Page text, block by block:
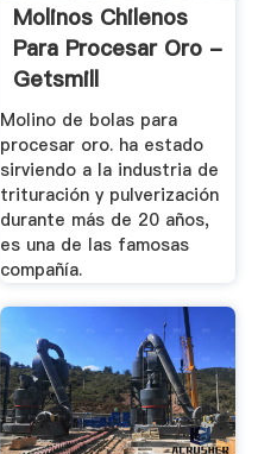
Molinos Chilenos
Para Procesar Oro -
Getsmill
Molino de bolas para
procesar oro. ha estado
sirviendo a la industria de
trituración y pulverización
durante más de 20 años,
es una de las famosas
compañía.